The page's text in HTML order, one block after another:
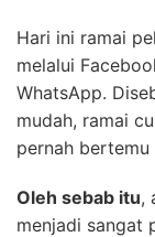
Hari ini ramai
melalui
WhatsApp.
mudah, ramai
pernah
Oleh sebab itu,
menjadi sangat